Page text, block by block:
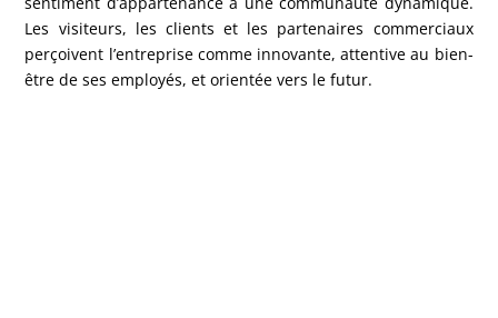
Les visiteurs, les clients et les partenaires commerciaux
perçoivent l’entreprise comme innovante, attentive au bien-
être de ses employés, et orientée vers le futur.